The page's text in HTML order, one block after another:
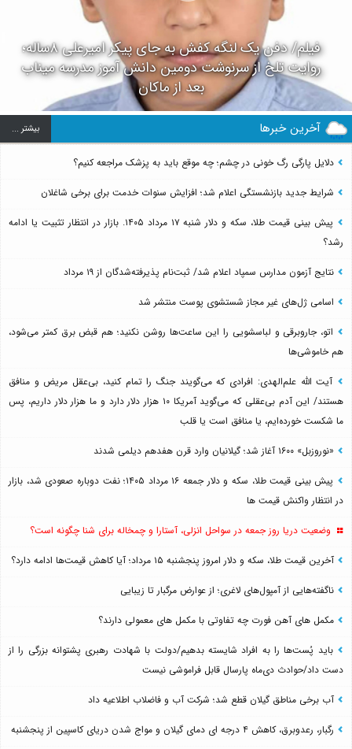
فیلم/ دفن یک لنگه کفش به جای پیکر امیرعلی ۸ساله؛
روایت تلخ از سرنوشت دومین دانش آموز مدرسه میناب
بعد از ماکان
آخرین خبرها بيشتر ...
دلایل پارگی رگ خونی در چشم؛ چه موقع باید به پزشک مراجعه کنیم؟
شرایط جدید بازنشستگی اعلام شد؛ افزایش سنوات خدمت برای برخی شاغلان
پیش بینی قیمت طلا، سکه و دلار شنبه ۱۷ مرداد ۱۴۰۵. بازار در انتظار تثبیت یا ادامه
رشد؟
نتایج آزمون مدارس سمپاد اعلام شد/ ثبت‌نام پذیرفته‌شدگان از ۱۹ مرداد
اسامی ژل‌های غیر مجاز شستشوی پوست منتشر شد
اتو، جاروبرقی و لباسشویی را این ساعت‌ها روشن نکنید؛ هم قبض برق کمتر می‌شود،
هم خاموشی‌ها
آیت الله علم‌الهدی: افرادی که می‌گویند جنگ را تمام کنید، بی‌عقل مریض و منافق
هستند/ این آدم بی‌عقلی که می‌گوید آمریکا ۱۰ هزار دلار دارد و ما هزار دلار داریم، پس
ما شکست خورده‌ایم، یا منافق است یا قلب
«نوروزبل» ۱۶۰۰ آغاز شد؛ گیلانیان وارد قرن هفدهم دیلمی شدند
پیش بینی قیمت طلا، سکه و دلار جمعه ۱۶ مرداد ۱۴۰۵؛ نفت دوباره صعودی شد، بازار
در انتظار واکنش قیمت ها
وضعیت دریا روز جمعه در سواحل انزلی، آستارا و چمخاله برای شنا چگونه است؟
آخرین قیمت طلا، سکه و دلار امروز پنجشنبه ۱۵ مرداد؛ آیا کاهش قیمت‌ها ادامه دارد؟
ناگفته‌هایی از آمپول‌های لاغری؛ از عوارض مرگبار تا زیبایی
مکمل های آهن فورت چه تفاوتی با مکمل های معمولی دارند؟
باید پُست‌ها را به افراد شایسته بدهیم/دولت با شهادت رهبری پشتوانه بزرگی را از
دست داد/حوادث دی‌ماه پارسال قابل فراموشی نیست
آب برخی مناطق گیلان قطع شد؛ شرکت آب و فاضلاب اطلاعیه داد
رگبار، رعدوبرق، کاهش ۴ درجه ای دمای گیلان و مواج شدن دریای کاسپین از پنجشنبه